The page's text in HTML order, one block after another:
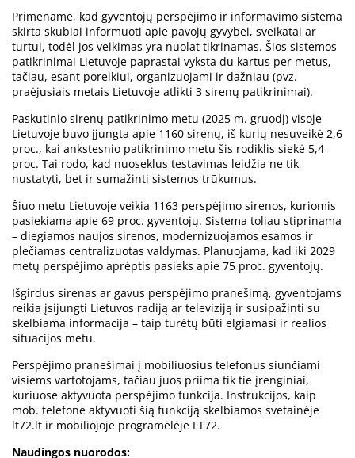
Primename, kad gyventojų perspėjimo ir informavimo sistema
skirta skubiai informuoti apie pavojų gyvybei, sveikatai ar
turtui, todėl jos veikimas yra nuolat tikrinamas. Šios sistemos
patikrinimai Lietuvoje paprastai vyksta du kartus per metus,
tačiau, esant poreikiui, organizuojami ir dažniau (pvz.
praėjusiais metais Lietuvoje atlikti 3 sirenų patikrinimai).
Paskutinio sirenų patikrinimo metu (2025 m. gruodį) visoje
Lietuvoje buvo įjungta apie 1160 sirenų, iš kurių nesuveikė 2,6
proc., kai ankstesnio patikrinimo metu šis rodiklis siekė 5,4
proc. Tai rodo, kad nuoseklus testavimas leidžia ne tik
nustatyti, bet ir sumažinti sistemos trūkumus.
Šiuo metu Lietuvoje veikia 1163 perspėjimo sirenos, kuriomis
pasiekiama apie 69 proc. gyventojų. Sistema toliau stiprinama
– diegiamos naujos sirenos, modernizuojamos esamos ir
plečiamas centralizuotas valdymas. Planuojama, kad iki 2029
metų perspėjimo aprėptis pasieks apie 75 proc. gyventojų.
Išgirdus sirenas ar gavus perspėjimo pranešimą, gyventojams
reikia įsijungti Lietuvos radiją ar televiziją ir susipažinti su
skelbiama informacija – taip turėtų būti elgiamasi ir realios
situacijos metu.
Perspėjimo pranešimai į mobiliuosius telefonus siunčiami
visiems vartotojams, tačiau juos priima tik tie įrenginiai,
kuriuose aktyvuota perspėjimo funkcija. Instrukcijos, kaip
mob. telefone aktyvuoti šią funkciją skelbiamos svetainėje
lt72.lt ir mobiliojoje programėlėje LT72.
Naudingos nuorodos: